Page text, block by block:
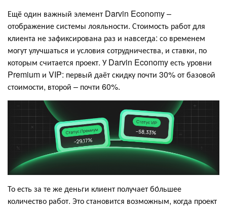
Ещё один важный элемент Darvin Economy –
отображение системы лояльности. Стоимость работ для
клиента не зафиксирована раз и навсегда: со временем
могут улучшаться и условия сотрудничества, и ставки, по
которым считается проект. У Darvin Economy есть уровни
Premium и VIP: первый даёт скидку почти 30% от базовой
стоимости, второй – почти 60%.
То есть за те же деньги клиент получает бо́льшее
количество работ. Это становится возможным, когда проект